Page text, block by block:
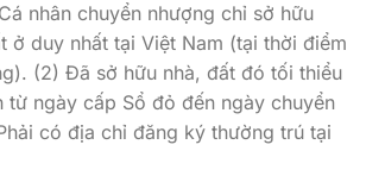
nhân chuyển nhượng chỉ sở hữu
ở duy nhất tại Việt Nam (tại thời điểm
(2) Đã sở hữu nhà, đất đó tối thiểu
từ ngày cấp Sổ đỏ đến ngày chuyển
có địa chỉ đăng ký thường trú tại